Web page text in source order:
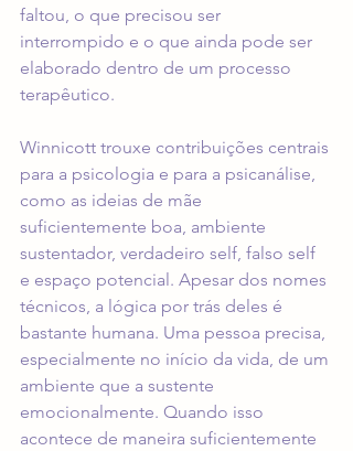
faltou, o que precisou ser
interrompido e o que ainda pode ser
elaborado dentro de um processo
terapêutico.
Winnicott trouxe contribuições centrais
para a psicologia e para a psicanálise,
como as ideias de mãe
suficientemente boa, ambiente
sustentador, verdadeiro self, falso self
e espaço potencial. Apesar dos nomes
técnicos, a lógica por trás deles é
bastante humana. Uma pessoa precisa,
especialmente no início da vida, de um
ambiente que a sustente
emocionalmente. Quando isso
acontece de maneira suficientemente